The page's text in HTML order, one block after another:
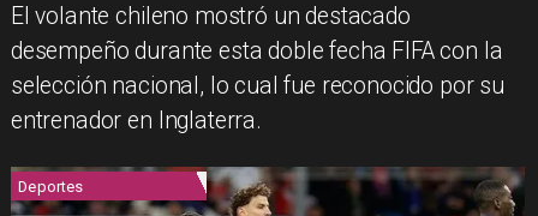
​El volante chileno mostró un destacado
desempeño durante esta doble fecha FIFA con la
selección nacional, lo cual fue reconocido por su
entrenador en Inglaterra.
Deportes